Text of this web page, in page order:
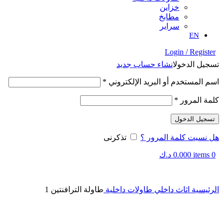
⁠خزاين
⁠مطابخ
سراير
EN
Login / Register
تسجيل الدخولانشاء حساب جديد
اسم المستخدم أو البريد الإلكتروني *
كلمة المرور *
تسجيل الدخول
هل نسيت كلمة المرور ؟ تذكرنى
0
items
0.000 د.ك
الرئيسية اثاث داخلي ⁠طاولات داخلية طاولة الترافنتين 1